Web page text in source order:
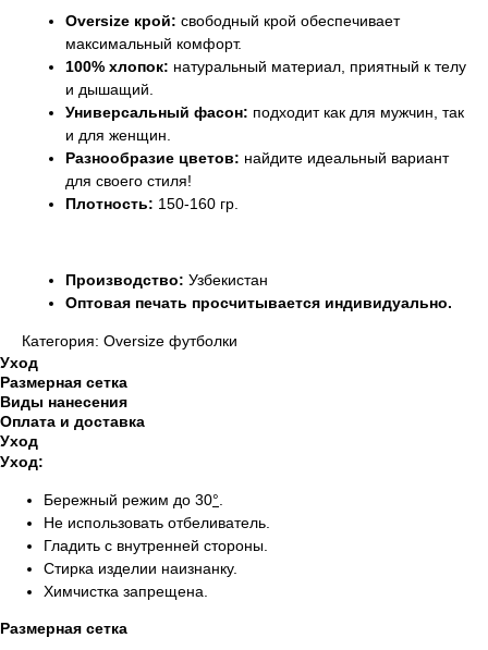
Oversize крой: свободный крой обеспечивает
максимальный комфорт.
100% хлопок: натуральный материал, приятный к телу
и дышащий.
Универсальный фасон: подходит как для мужчин, так
и для женщин.
Разнообразие цветов: найдите идеальный вариант
для своего стиля!
Плотность: 150-160 гр.
Производство: Узбекистан
Оптовая печать просчитывается индивидуально.
Категория: Oversize футболки
Уход
Размерная сетка
Виды нанесения
Оплата и доставка
Уход
Уход:
Бережный режим до 30°.
Не использовать отбеливатель.
Гладить с внутренней стороны.
Стирка изделии наизнанку.
Химчистка запрещена.
Размерная сетка